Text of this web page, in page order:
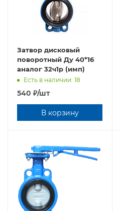
Затвор дисковый
поворотный Ду 40*16
аналог 32ч1р (имп)
Есть в наличии: 18
540 ₽/шт
В корзину